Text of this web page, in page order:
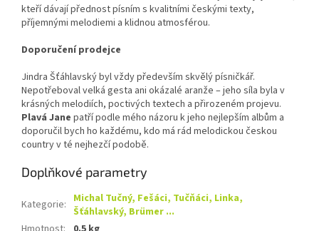
kteří dávají přednost písním s kvalitními českými texty,
příjemnými melodiemi a klidnou atmosférou.
Doporučení prodejce
Jindra Šťáhlavský byl vždy především skvělý písničkář.
Nepotřeboval velká gesta ani okázalé aranže – jeho síla byla v
krásných melodiích, poctivých textech a přirozeném projevu.
Plavá Jane patří podle mého názoru k jeho nejlepším albům a
doporučil bych ho každému, kdo má rád melodickou českou
country v té nejhezčí podobě.
Doplňkové parametry
Kategorie: Michal Tučný, Fešáci, Tučňáci, Linka,
Šťáhlavský, Brümer ...